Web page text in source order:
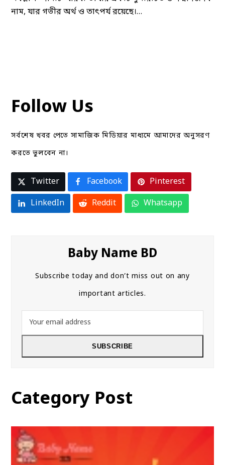
নাম, যার গভীর অর্থ ও তাৎপর্য রয়েছে।…
Follow Us
সর্বশেষ খবর পেতে সামাজিক মিডিয়ার মাধ্যমে আমাদের অনুসরণ
করতে ভুলবেন না।
Twitter Facebook
Pinterest
LinkedIn
Reddit Whatsapp
Baby Name BD
Subscribe today and don’t miss out on any
important articles.
Your
SUBSCRIBE
Category Post